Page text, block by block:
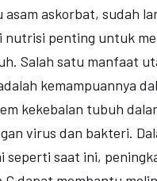
asam askorbat, sudah
nutrisi penting untuk
Salah satu manfaat
kemampuannya
kekebalan tubuh
virus dan bakteri.
seperti saat ini,